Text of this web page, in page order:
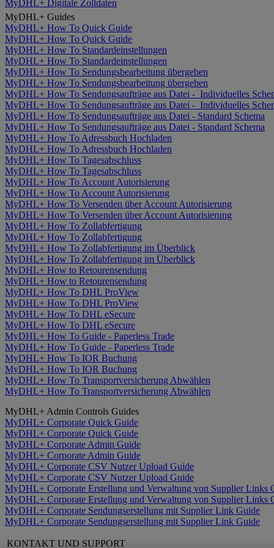
MyDHL+ Digitale Zolldaten
MyDHL+ Guides
MyDHL+ How To Quick Guide
MyDHL+ How To Quick Guide
MyDHL+ How To Standardeinstellungen
MyDHL+ How To Standardeinstellungen
MyDHL+ How To Sendungsbearbeitung übergeben
MyDHL+ How To Sendungsbearbeitung übergeben
MyDHL+ How To Sendungsaufträge aus Datei - Individuelles
MyDHL+ How To Sendungsaufträge aus Datei - Individuelles
MyDHL+ How To Sendungsaufträge aus Datei - Standard Schema
MyDHL+ How To Sendungsaufträge aus Datei - Standard Schema
MyDHL+ How To Adressbuch Hochladen
MyDHL+ How To Adressbuch Hochladen
MyDHL+ How To Tagesabschluss
MyDHL+ How To Tagesabschluss
MyDHL+ How To Account Autorisierung
MyDHL+ How To Account Autorisierung
MyDHL+ How To Versenden über Account Autorisierung
MyDHL+ How To Versenden über Account Autorisierung
MyDHL+ How To Zollabfertigung
MyDHL+ How To Zollabfertigung
MyDHL+ How To Zollabfertigung im Überblick
MyDHL+ How To Zollabfertigung im Überblick
MyDHL+ How to Retourensendung
MyDHL+ How to Retourensendung
MyDHL+ How To DHL ProView
MyDHL+ How To DHL ProView
MyDHL+ How To DHL eSecure
MyDHL+ How To DHL eSecure
MyDHL+ How To Guide - Paperless Trade
MyDHL+ How To Guide - Paperless Trade
MyDHL+ How To IOR Buchung
MyDHL+ How To IOR Buchung
MyDHL+ How To Transportversicherung Abwählen
MyDHL+ How To Transportversicherung Abwählen
MyDHL+ Admin Controls Guides
MyDHL+ Corporate Quick Guide
MyDHL+ Corporate Quick Guide
MyDHL+ Corporate Admin Guide
MyDHL+ Corporate Admin Guide
MyDHL+ Corporate CSV Nutzer Upload Guide
MyDHL+ Corporate CSV Nutzer Upload Guide
MyDHL+ Corporate Erstellung und Verwaltung von Supplier Links
MyDHL+ Corporate Erstellung und Verwaltung von Supplier Links
MyDHL+ Corporate Sendungserstellung mit Supplier Link Guide
MyDHL+ Corporate Sendungserstellung mit Supplier Link Guide
KONTAKT UND SUPPORT